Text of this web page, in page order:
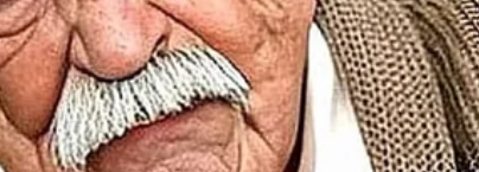
problem koji ih dugo opterećuje i osjetiti veliko
sebi jer upravo sada imate priliku ostvariti mnogo više